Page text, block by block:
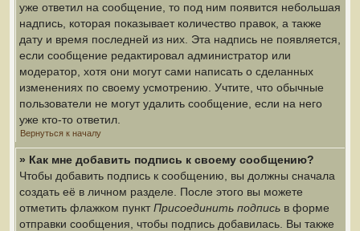
уже ответил на сообщение, то под ним появится небольшая
надпись, которая показывает количество правок, а также
дату и время последней из них. Эта надпись не появляется,
если сообщение редактировал администратор или
модератор, хотя они могут сами написать о сделанных
изменениях по своему усмотрению. Учтите, что обычные
пользователи не могут удалить сообщение, если на него
уже кто-то ответил.
Вернуться к началу
» Как мне добавить подпись к своему сообщению?
Чтобы добавить подпись к сообщению, вы должны сначала
создать её в личном разделе. После этого вы можете
отметить флажком пунктПрисоединить подпись в форме
отправки сообщения, чтобы подпись добавилась. Вы также